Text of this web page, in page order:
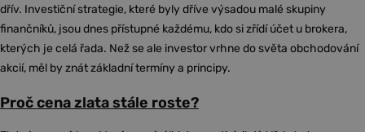
dřív. Investiční strategie, které byly dříve výsadou malé skupiny
finančníků, jsou dnes přístupné každému, kdo si zřídí účet u brokera,
kterých je celá řada. Než se ale investor vrhne do světa obchodování
akcií, měl by znát základní termíny a principy.
Proč cena zlata stále roste?